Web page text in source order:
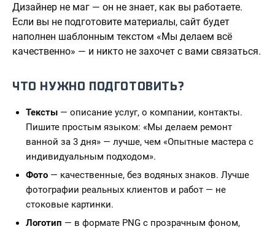
Дизайнер не маг — он не знает, как вы работаете.
Если вы не подготовите материалы, сайт будет
наполнен шаблонным текстом «Мы делаем всё
качественно» — и никто не захочет с вами связаться.
ЧТО НУЖНО ПОДГОТОВИТЬ?
Тексты — описание услуг, о компании, контакты.
Пишите простым языком: «Мы делаем ремонт
ванной за 3 дня» — лучше, чем «Опытные мастера с
индивидуальным подходом».
Фото — качественные, без водяных знаков. Лучше
фотографии реальных клиентов и работ — не
стоковые картинки.
Логотип — в формате PNG с прозрачным фоном,